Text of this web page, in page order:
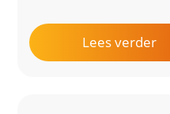
Lees verder